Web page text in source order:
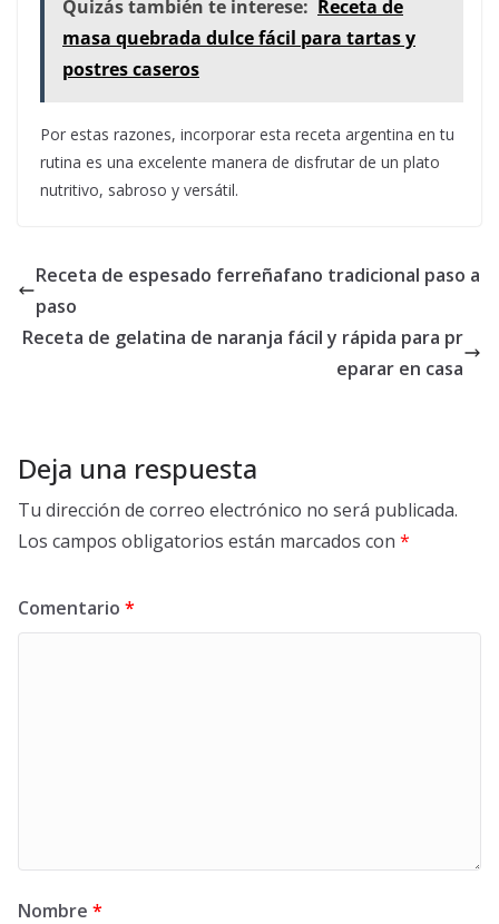
Quizás también te interese: Receta de
masa quebrada dulce fácil para tartas y
postres caseros
Por estas razones, incorporar esta receta argentina en tu
rutina es una excelente manera de disfrutar de un plato
nutritivo, sabroso y versátil.
Receta de espesado ferreñafano tradicional paso a
paso
Receta de gelatina de naranja fácil y rápida para pr
eparar en casa
Deja una respuesta
Tu dirección de correo electrónico no será publicada.
Los campos obligatorios están marcados con *
Comentario *
Nombre *